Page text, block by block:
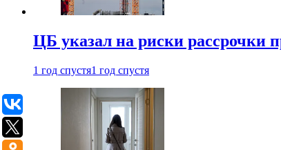
ЦБ указал на риски рассрочки
1 год спустя1 год спустя